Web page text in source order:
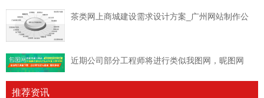
茶类网上商城建设需求设计方案_广州网站制作公
近期公司部分工程师将进行类似我图网，昵图网
推荐资讯